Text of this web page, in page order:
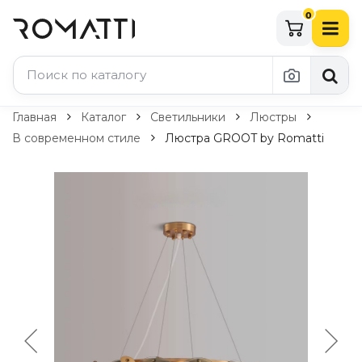
0
Каталог Romatti
Свет и освещение
Бра и настенные светильники
Уличное освещение
Комплектующие
Главная Каталог Светильники
Люстры
В современном стиле
Люстра GROOT by Romatti